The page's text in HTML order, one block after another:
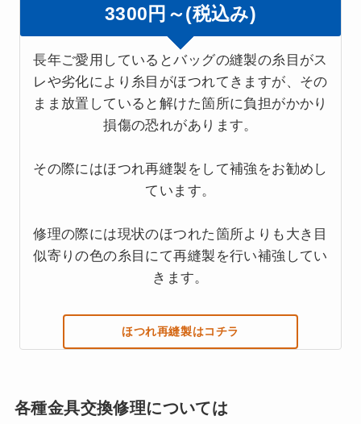
3300円～(税込み)
長年ご愛用しているとバッグの縫製の糸目がス
レや劣化により糸目がほつれてきますが、その
まま放置していると解けた箇所に負担がかかり
損傷の恐れがあります。
その際にはほつれ再縫製をして補強をお勧めし
ています。
修理の際には現状のほつれた箇所よりも大き目
似寄りの色の糸目にて再縫製を行い補強してい
きます。
ほつれ再縫製はコチラ
各種金具交換修理については